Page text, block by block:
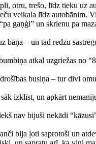
otru, trešo, līdz tieku uz
veikala līdz autobānim.
gaņģi” un skrienu pa
bāņa – un tad redzu
atkal uzgriežas no
busiņa – tur divi
sāk izklīst, un apkārt
nav bijuši nekādi
bija ļoti saprotoši un